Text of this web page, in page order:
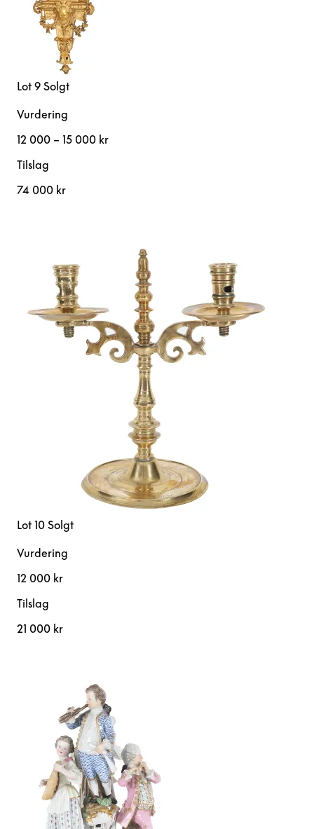
Lot 9 Solgt
Vurdering
12 000 – 15 000 kr
Tilslag
74 000 kr
Lot 10 Solgt
Vurdering
12 000 kr
Tilslag
21 000 kr